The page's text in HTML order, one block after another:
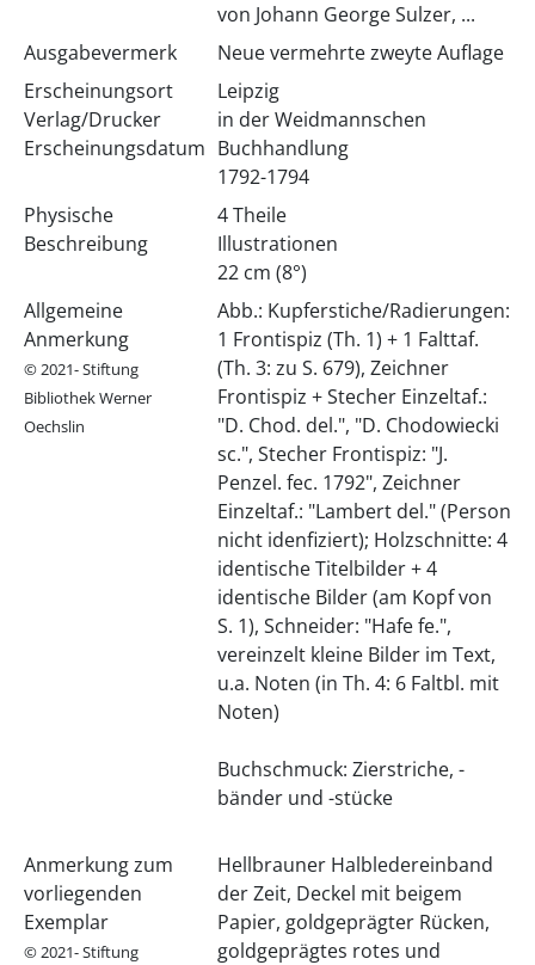
von Johann George Sulzer, ...
Ausgabevermerk
Neue vermehrte zweyte Auflage
Erscheinungsort
Verlag/Drucker
Erscheinungsdatum
Leipzig
in der Weidmannschen
Buchhandlung
1792-1794
Physische
Beschreibung
4 Theile
Illustrationen
22 cm (8°)
Allgemeine
Anmerkung
© 2021- Stiftung
Bibliothek Werner
Oechslin
Abb.: Kupferstiche/Radierungen:
1 Frontispiz (Th. 1) + 1 Falttaf.
(Th. 3: zu S. 679), Zeichner
Frontispiz + Stecher Einzeltaf.:
"D. Chod. del.", "D. Chodowiecki
sc.", Stecher Frontispiz: "J.
Penzel. fec. 1792", Zeichner
Einzeltaf.: "Lambert del." (Person
nicht idenfiziert); Holzschnitte: 4
identische Titelbilder + 4
identische Bilder (am Kopf von
S. 1), Schneider: "Hafe fe.",
vereinzelt kleine Bilder im Text,
u.a. Noten (in Th. 4: 6 Faltbl. mit
Noten)
Buchschmuck: Zierstriche, -
bänder und -stücke
Anmerkung zum
vorliegenden
Exemplar
© 2021- Stiftung
Hellbrauner Halbledereinband
der Zeit, Deckel mit beigem
Papier, goldgeprägter Rücken,
goldgeprägtes rotes und